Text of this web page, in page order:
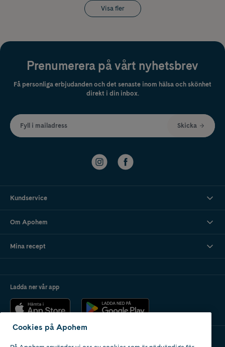
Visa fler
Prenumerera på vårt nyhetsbrev
Få personliga erbjudanden och det senaste inom hälsa och skönhet
direkt i din inbox.
Fyll i mailadress Skicka
Kundservice
Om Apohem
Mina recept
Ladda ner vår app
Cookies på Apohem